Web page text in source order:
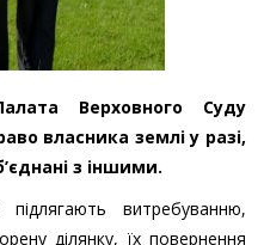
Верховного Суду
власника землі у разі,
з іншими.
витребуванню,
ділянку, їх повернення